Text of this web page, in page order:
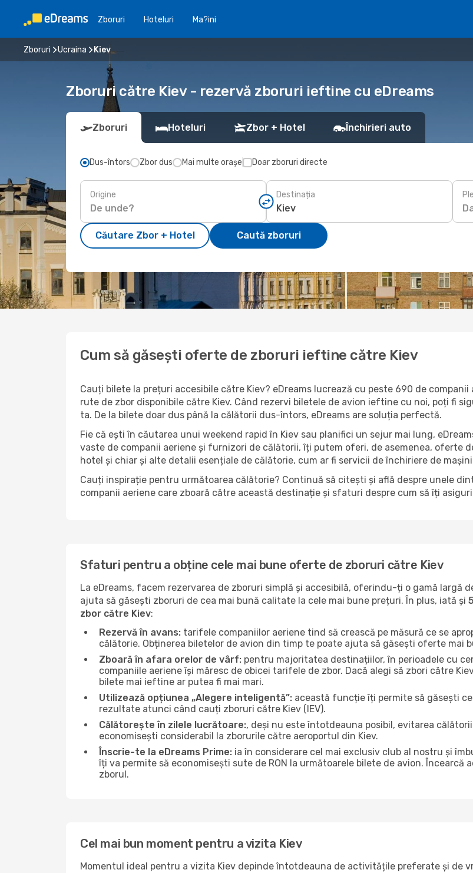
Zboruri Hoteluri Ma?ini
Zboruri Ucraina Kiev
Zboruri către Kiev - rezervă zboruri ieftine cu eDreams
Zboruri Hoteluri Zbor + Hotel Închirieri auto
Dus-întors Zbor dus Mai multe orașe Doar zboruri directe
Origine Destinația
Căutare Zbor + Hotel Caută zboruri
Cum să găsești oferte de zboruri ieftine către Kiev
Cauți bilete la prețuri accesibile către Kiev? eDreams lucrează cu peste 690 de
rute de zbor disponibile către Kiev. Când rezervi biletele de avion ieftine cu noi, poți fi
ta. De la bilete doar dus până la călătorii dus-întors, eDreams are soluția perfectă.
Fie că ești în căutarea unui weekend rapid în Kiev sau planifici un sejur mai lung,
vaste de companii aeriene și furnizori de călătorii, îți putem oferi, de asemenea, oferte
hotel și chiar și alte detalii esențiale de călătorie, cum ar fi servicii de închiriere de
Cauți inspirație pentru următoarea călătorie? Continuă să citești și află despre unele
companii aeriene care zboară către această destinație și sfaturi despre cum să îți
Sfaturi pentru a obține cele mai bune oferte de zboruri către Kiev
La eDreams, facem rezervarea de zboruri simplă și accesibilă, oferindu-ți o gamă largă
ajuta să găsești zboruri de cea mai bună calitate la cele mai bune prețuri. În plus, iată și
zbor către Kiev:
Rezervă în avans: tarifele companiilor aeriene tind să crească pe măsură ce se
călătorie. Obținerea biletelor de avion din timp te poate ajuta să găsești oferte mai
Zboară în afara orelor de vârf: pentru majoritatea destinațiilor, în perioadele cu
companiile aeriene își măresc de obicei tarifele de zbor. Dacă alegi să zbori către
bilete mai ieftine ar putea fi mai mari.
Utilizează opțiunea „Alegere inteligentă”: această funcție îți permite să găsești
rezultate atunci când cauți zboruri către Kiev (IEV).
Călătorește în zilele lucrătoare:, deși nu este întotdeauna posibil, evitarea
economisești considerabil la zborurile către aeroportul din Kiev.
Înscrie-te la eDreams Prime: ia în considerare cel mai exclusiv club al nostru și
îți va permite să economisești sute de RON la următoarele bilete de avion. Încearcă
zborul.
Cel mai bun moment pentru a vizita Kiev
Momentul ideal pentru a vizita Kiev depinde întotdeauna de activitățile preferate și de